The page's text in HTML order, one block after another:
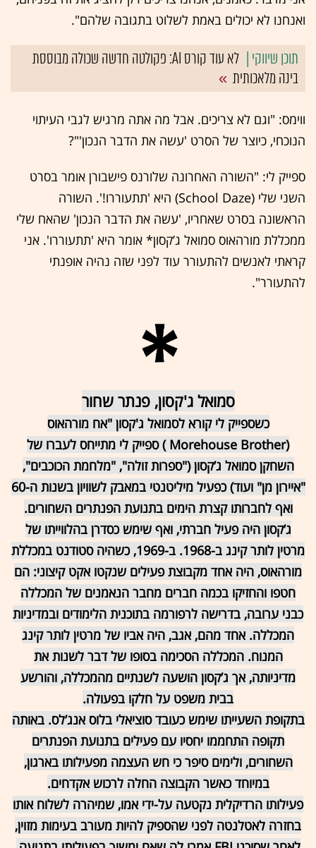
ואנחנו לא יכולים באמת לשלוט בתגובה שלהם".
לא עוד קורס AI: פקולטה חדשה שכולה מבוססת
בינה מלאכותית
ווימס: "וגם לא צריכים. אבל מה אתה מרגיש לגבי העיתוי
הנוכחי, כיוצר של הסרט 'עשה את הדבר הנכון'"?
ספייק לי: "השורה האחרונה שלורנס פישבורן אומר בסרט
השני שלי (School Daze) היא 'תתעוררו!'. השורה
הראשונה בסרט שאחריו, 'עשה את הדבר הנכון' שהאח שלי
ממכללת מורהאוס סמואל ג’קסון* אומר היא 'תתעוררו'. אני
קראתי לאנשים להתעורר עוד לפני שזה נהיה אופנתי
להתעורר".
סמואל ג'קסון, פנתר שחור
כשספייק לי קורא לסמואל ג'קסון "אח מורהאוס
(Morehouse Brother ) ספייק לי מתייחס לעברו של
השחקן סמואל ג’קסון ("ספרות זולה", "מלחמת הכוכבים",
"איירון מן" ועוד) כפעיל מיליטנטי במאבק לשוויון בשנות ה-60
ואף לחברותו קצרת הימים בתנועת הפנתרים השחורים.
ג’קסון היה פעיל חברתי, ואף שימש כסדרן בהלווייתו של
מרטין לותר קינג ב-1968. ב-1969, כשהיה סטודנט במכללת
מורהאוס, היה אחד מקבוצת פעילים שנקטו אקט קיצוני: הם
חטפו והחזיקו בכמה חברים מחבר הנאמנים של המכללה
כבני ערובה, בדרישה לרפורמה בתוכנית הלימודים ובמדיניות
המכללה. אחד מהם, אגב, היה אביו של מרטין לותר קינג
המנוח. המכללה הסכימה בסופו של דבר לשנות את
מדיניותה, אך ג’קסון הושעה לשנתיים מהמכללה, והורשע
בבית משפט על חלקו בפעולה.
בתקופת השעייתו שימש כעובד סוציאלי בלוס אנג’לס. באותה
תקופה התחממו יחסיו עם פעילים בתנועת הפנתרים
השחורים, ולימים סיפר כי חש העצמה מפעילותו בארגון,
במיוחד כאשר הקבוצה החלה לרכוש אקדחים.
פעילותו הרדיקלית נקטעה על-ידי אמו, שמיהרה לשלוח אותו
בחזרה לאטלנטה לפני שהספיק להיות מעורב בעימות מזוין,